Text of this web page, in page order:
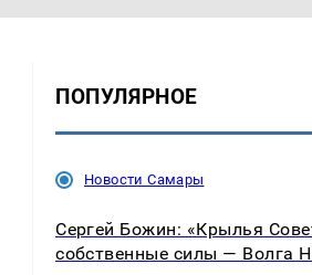
ПОПУЛЯРНОЕ
Новости Самары
Сергей Божин: «Крылья
собственные силы — Волга